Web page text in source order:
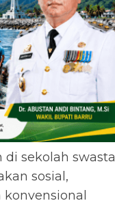
sekolah swasta
sosial,